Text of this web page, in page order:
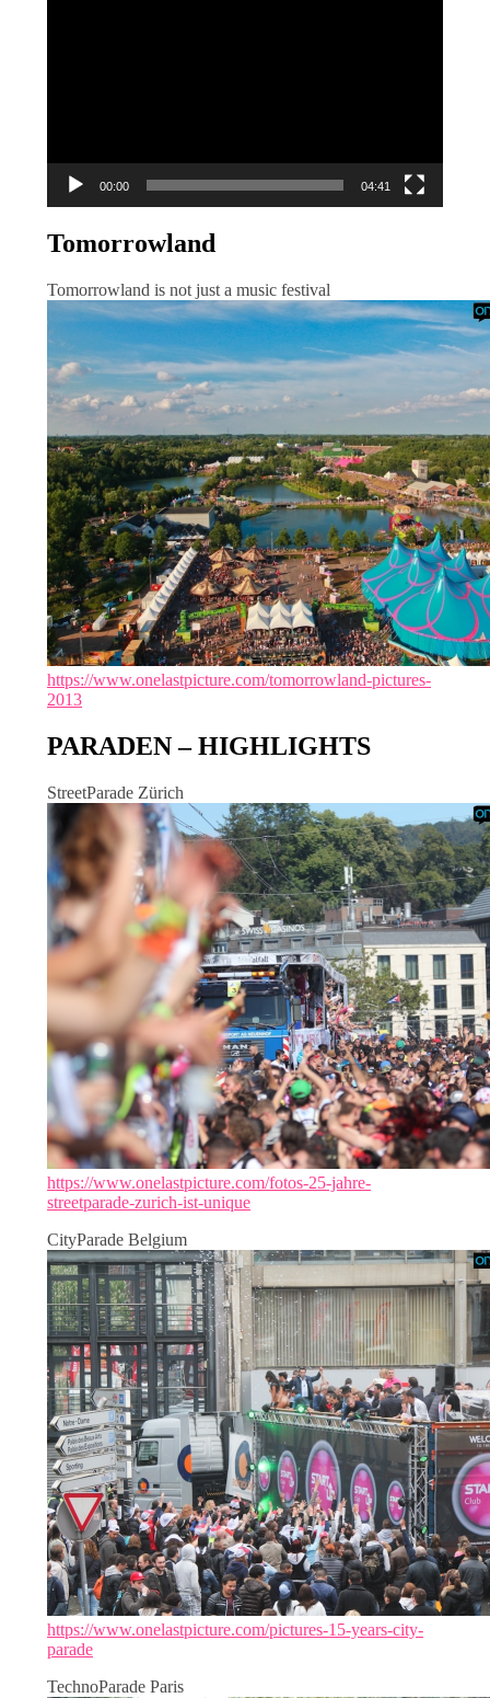
00:00 04:41
Tomorrowland
Tomorrowland is not just a music festival
https://www.onelastpicture.com/tomorrowland-pictures-
2013
PARADEN – HIGHLIGHTS
StreetParade Zürich
https://www.onelastpicture.com/fotos-25-jahre-
streetparade-zurich-ist-unique
CityParade Belgium
https://www.onelastpicture.com/pictures-15-years-city-
parade
TechnoParade Paris